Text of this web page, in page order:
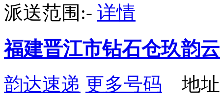
派送范围:- 详情
福建晋江市钻石仓玖韵
韵达速递 更多号码 地址